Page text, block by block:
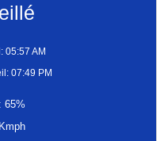
05:57 AM
07:49 PM
65%